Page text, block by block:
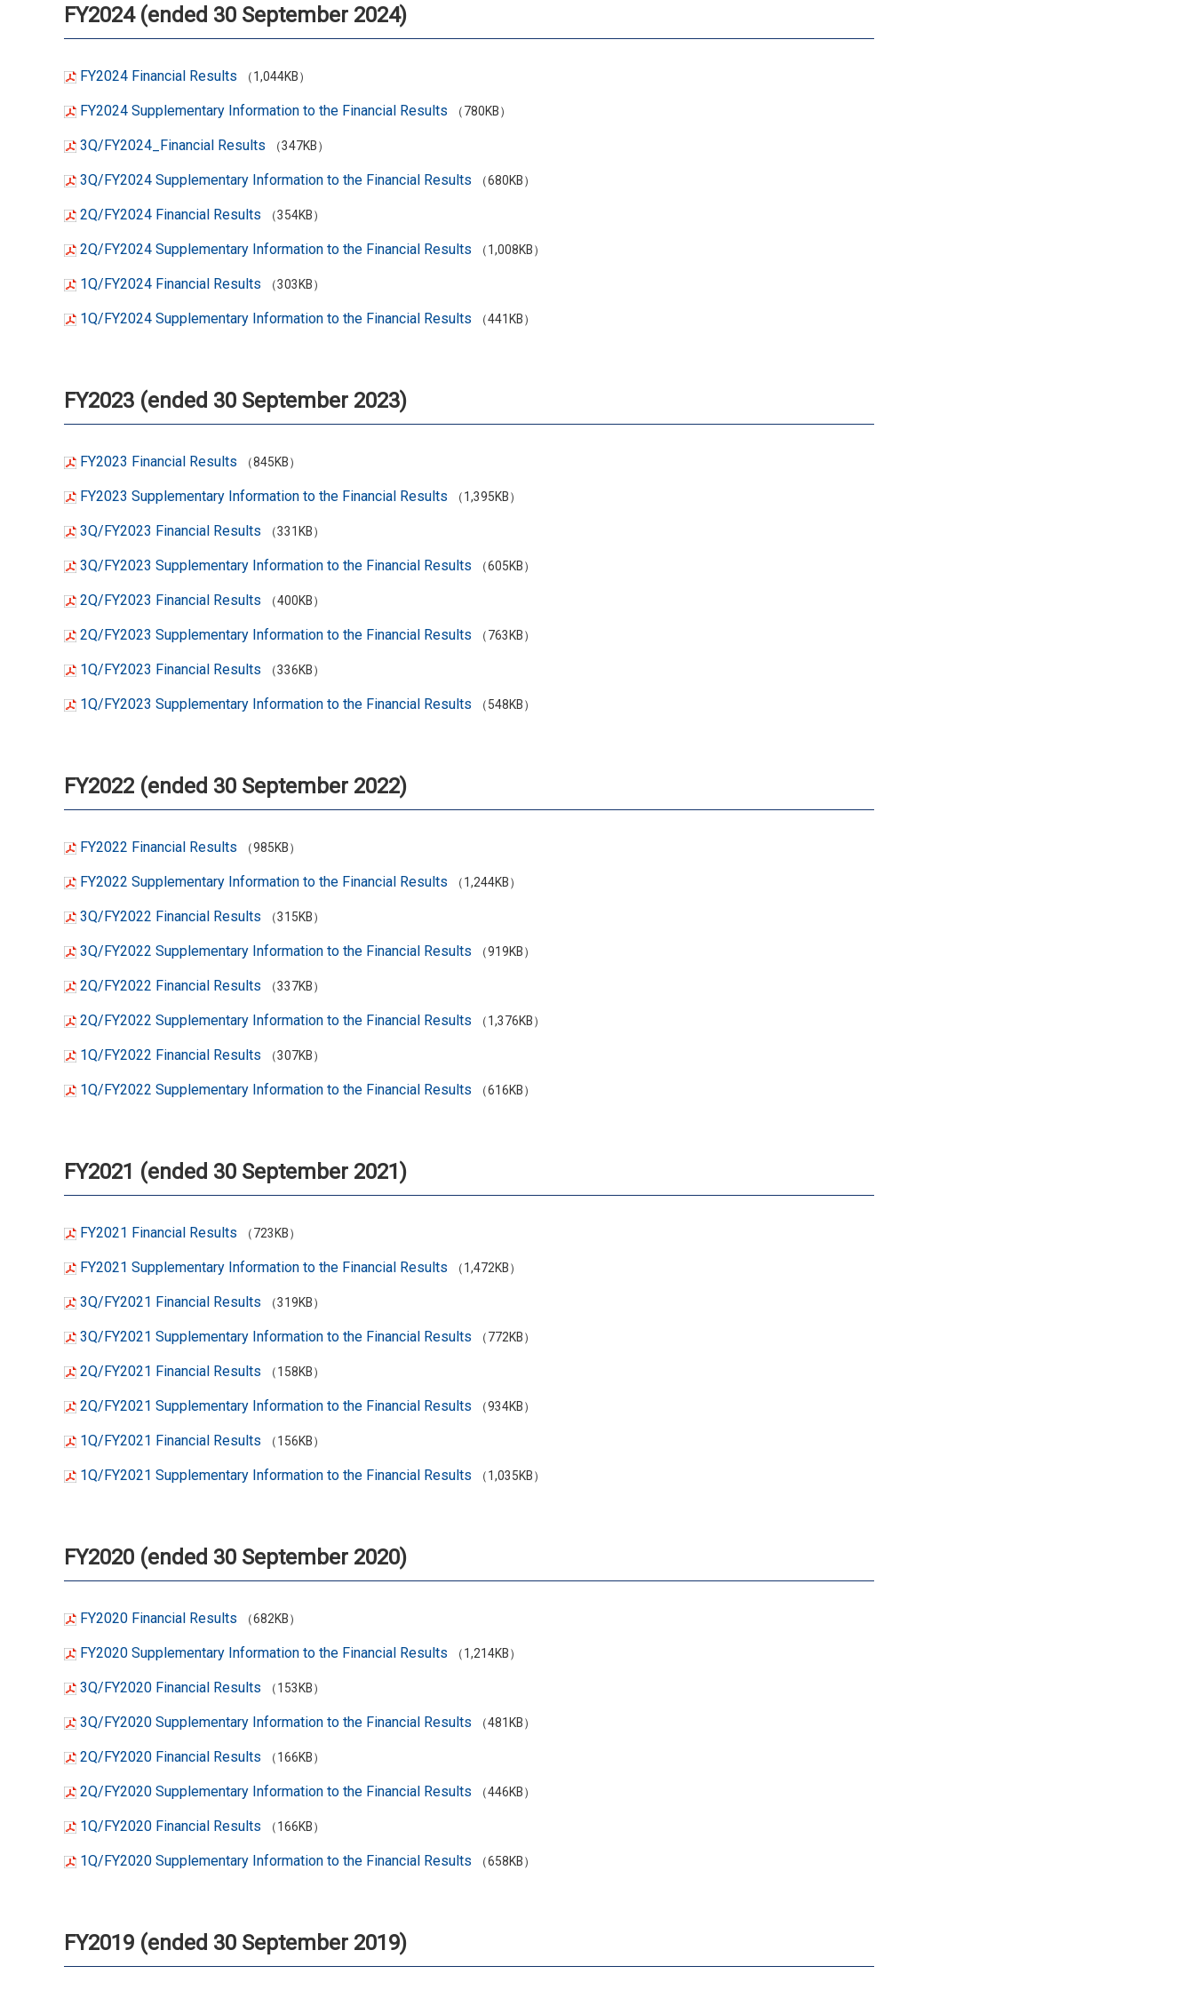
FY2024 (ended 30 September 2024)
FY2024 Financial Results （1,044KB）
FY2024 Supplementary Information to the Financial Results （780KB）
3Q/FY2024_Financial Results （347KB）
3Q/FY2024 Supplementary Information to the Financial Results （680KB）
2Q/FY2024 Financial Results （354KB）
2Q/FY2024 Supplementary Information to the Financial Results （1,008KB）
1Q/FY2024 Financial Results （303KB）
1Q/FY2024 Supplementary Information to the Financial Results （441KB）
FY2023 (ended 30 September 2023)
FY2023 Financial Results （845KB）
FY2023 Supplementary Information to the Financial Results （1,395KB）
3Q/FY2023 Financial Results （331KB）
3Q/FY2023 Supplementary Information to the Financial Results （605KB）
2Q/FY2023 Financial Results （400KB）
2Q/FY2023 Supplementary Information to the Financial Results （763KB）
1Q/FY2023 Financial Results （336KB）
1Q/FY2023 Supplementary Information to the Financial Results （548KB）
FY2022 (ended 30 September 2022)
FY2022 Financial Results （985KB）
FY2022 Supplementary Information to the Financial Results （1,244KB）
3Q/FY2022 Financial Results （315KB）
3Q/FY2022 Supplementary Information to the Financial Results （919KB）
2Q/FY2022 Financial Results （337KB）
2Q/FY2022 Supplementary Information to the Financial Results （1,376KB）
1Q/FY2022 Financial Results （307KB）
1Q/FY2022 Supplementary Information to the Financial Results （616KB）
FY2021 (ended 30 September 2021)
FY2021 Financial Results （723KB）
FY2021 Supplementary Information to the Financial Results （1,472KB）
3Q/FY2021 Financial Results （319KB）
3Q/FY2021 Supplementary Information to the Financial Results （772KB）
2Q/FY2021 Financial Results （158KB）
2Q/FY2021 Supplementary Information to the Financial Results （934KB）
1Q/FY2021 Financial Results （156KB）
1Q/FY2021 Supplementary Information to the Financial Results （1,035KB）
FY2020 (ended 30 September 2020)
FY2020 Financial Results （682KB）
FY2020 Supplementary Information to the Financial Results （1,214KB）
3Q/FY2020 Financial Results （153KB）
3Q/FY2020 Supplementary Information to the Financial Results （481KB）
2Q/FY2020 Financial Results （166KB）
2Q/FY2020 Supplementary Information to the Financial Results （446KB）
1Q/FY2020 Financial Results （166KB）
1Q/FY2020 Supplementary Information to the Financial Results （658KB）
FY2019 (ended 30 September 2019)